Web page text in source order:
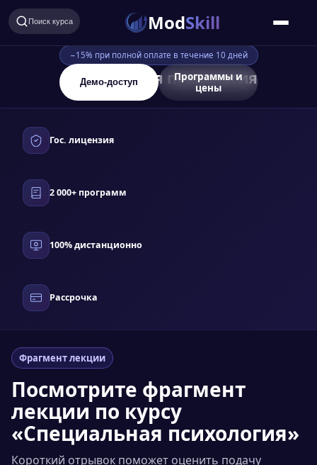
ModSkill
Поиск курса
−15% при полной оплате в течение 10 дней
Специальная психология
Демо-доступ
Программы и
цены
Гос. лицензия
2 000+ программ
100% дистанционно
Рассрочка
Фрагмент лекции
Посмотрите фрагмент
лекции по курсу
«Специальная психология»
Короткий отрывок поможет оценить подачу